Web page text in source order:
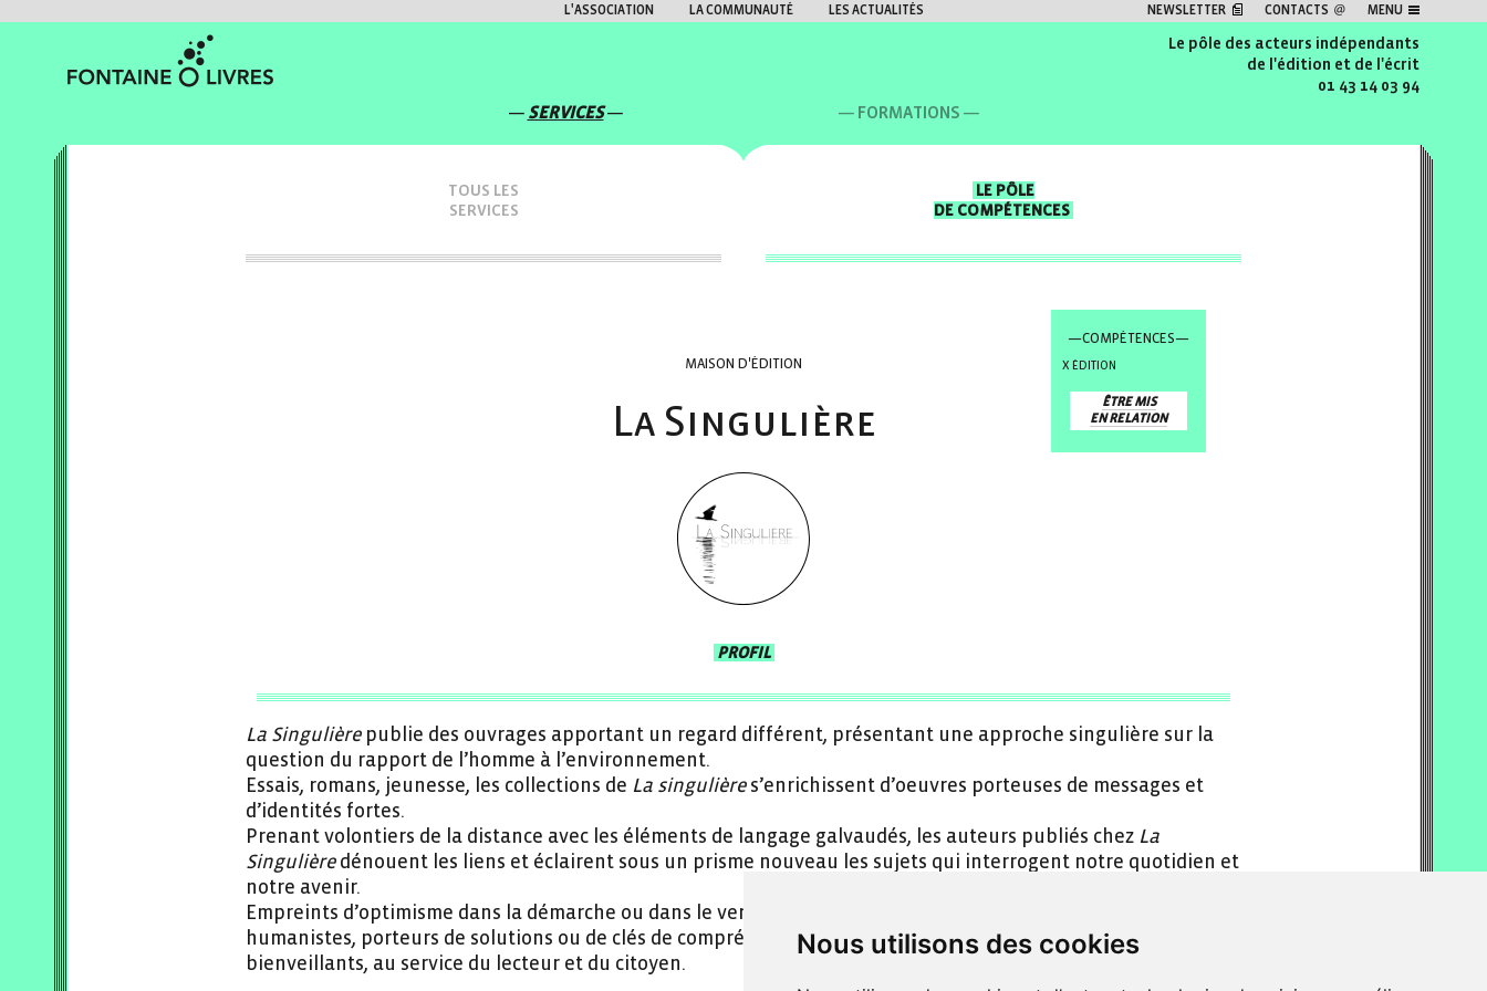
Nous utilisons des cookies
L'ASSOCIATION LA COMMUNAUTÉ LES ACTUALITÉS NEWSLETTER CONTACTS MENU
Le pôle des acteurs indépendants
de l'édition et de l'écrit
01 43 14 03 94
SERVICES FORMATIONS
TOUS LES
SERVICES
LE PÔLE
DE COMPÉTENCES
MAISON D'ÉDITION
La Singulière
—COMPÉTENCES—
ÉDITION
ÊTRE MIS
EN RELATION
PROFIL
La Singulièrepublie des ouvrages apportant un regard différent, présentant une approche singulière sur la
question du rapport de l’homme à l’environnement.
Essais, romans, jeunesse, les collections de La singulières’enrichissent d’oeuvres porteuses de messages et
d’identités fortes.
Prenant volontiers de la distance avec les éléments de langage galvaudés, les auteurs publiés chez La
Singulièredénouent les liens et éclairent sous un prisme nouveau les sujets qui interrogent notre quotidien et
notre avenir.
Empreints d’optimisme dans la démarche ou dans le verbe, les ouvrages édités par
humanistes, porteurs de solutions ou de clés de compréhension des enjeux environnementaux, toujours
bienveillants, au service du lecteur et du citoyen.